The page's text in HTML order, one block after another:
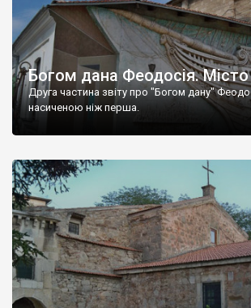
Богом дана Феодосія.
Друга частина звіту про "Богом дану"
насиченою ніж перша.